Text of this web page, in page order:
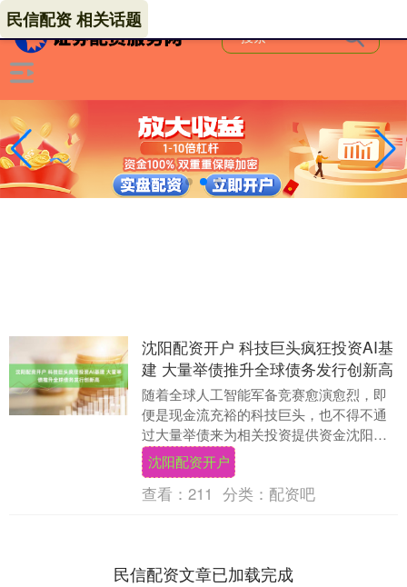
民信配资 相关话题
沈阳配资开户 科技巨头疯狂投资AI基
建 大量举债推升全球债务发行创新高
随着全球人工智能军备竞赛愈演愈烈，即
便是现金流充裕的科技巨头，也不得不通
过大量举债来为相关投资提供资金沈阳配
资开户，这推升了今年全球债务发行创历
史新高。 据De....
沈阳配资开户
查看： 211 分类： 配资吧
民信配资文章已加载完成